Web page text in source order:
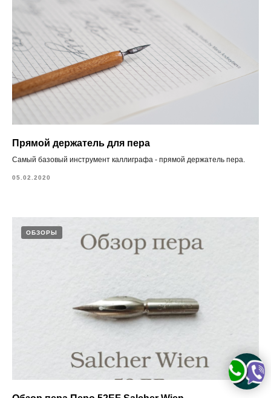
Прямой держатель для пера
Самый базовый инструмент каллиграфа - прямой держатель пера.
05.02.2020
ОБЗОРЫ